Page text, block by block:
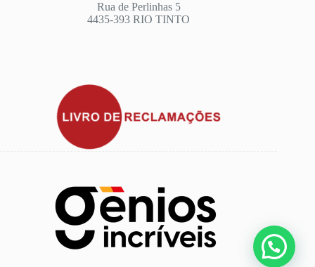
Rua de Perlinhas 5
4435-393 RIO TINTO